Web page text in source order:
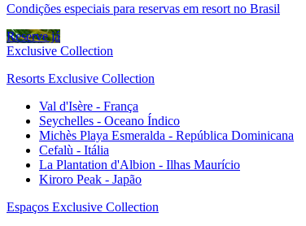
Condições especiais para reservas em resort no Brasil
Reserve já
Exclusive Collection
Resorts Exclusive Collection
Val d'Isère - França
Seychelles - Oceano Índico
Michès Playa Esmeralda - República Dominicana
Cefalù - Itália
La Plantation d'Albion - Ilhas Maurício
Kiroro Peak - Japão
Espaços Exclusive Collection